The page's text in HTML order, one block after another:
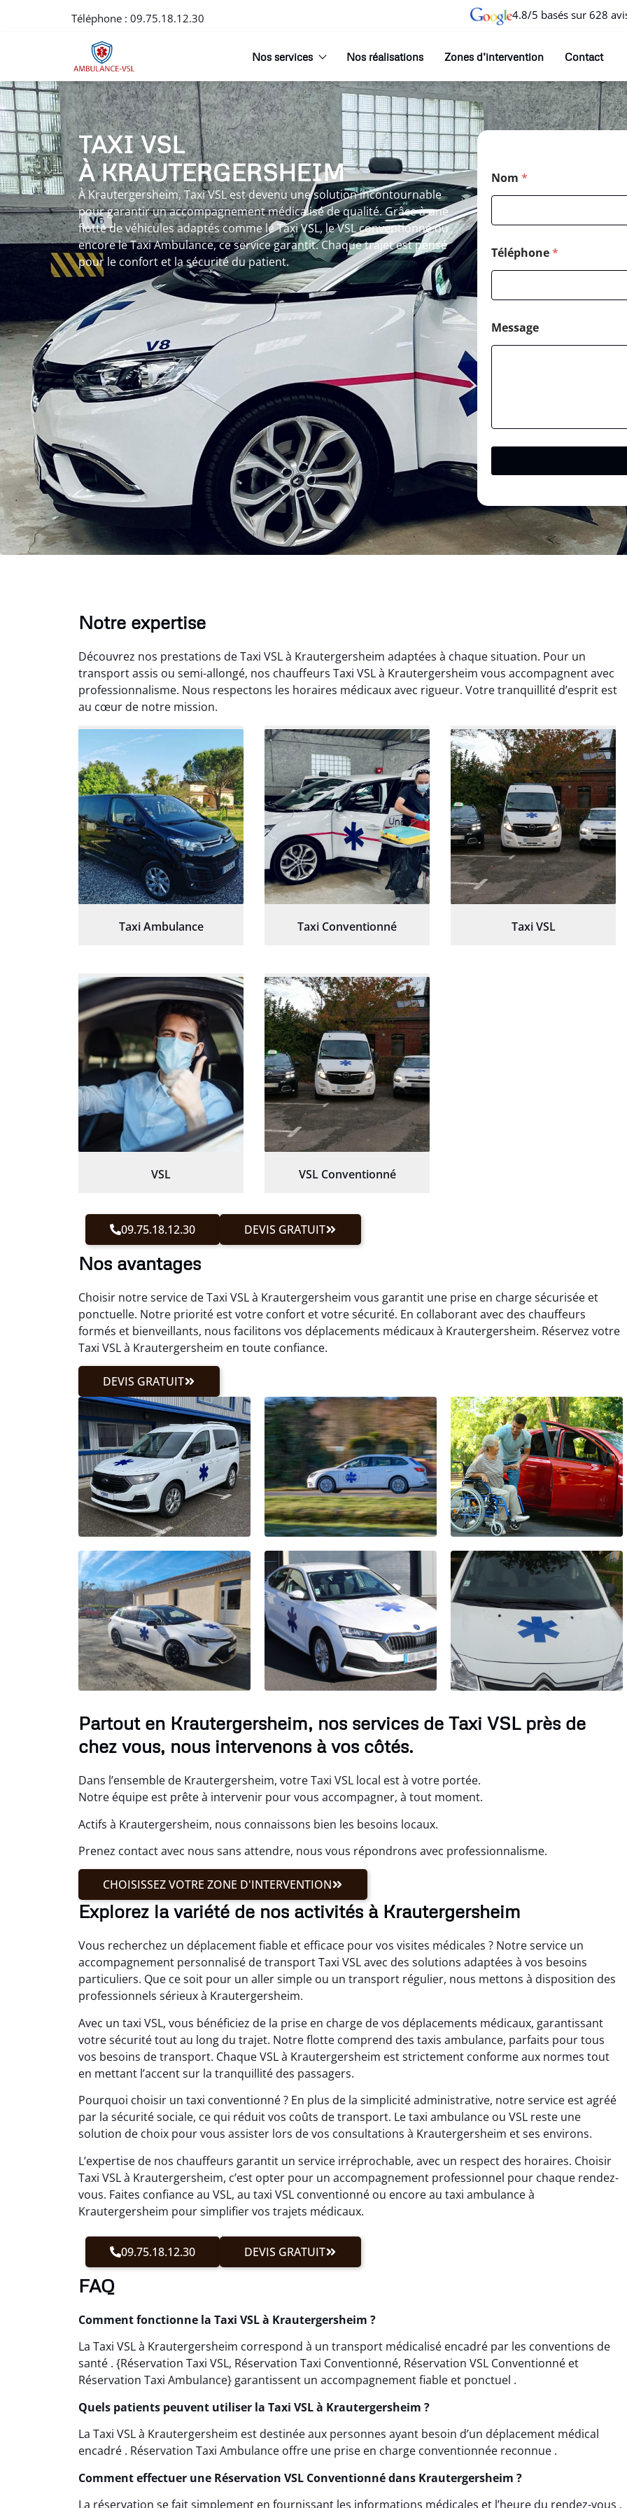
Téléphone : 09.75.18.12.30 4.8/5 basés sur 628
Nos services Nos réalisations Zones d’intervention Contact
TAXI VSL
À KRAUTERGERSHEIM
À Krautergersheim, Taxi VSL est devenu une solution incontournable
pour garantir un accompagnement médicalisé de qualité. Grâce à une
flotte de véhicules adaptés comme le Taxi VSL, le VSL conventionné ou
encore le Taxi Ambulance, ce service garantit. Chaque trajet est pensé
pour le confort et la sécurité du patient.
Nom *
Téléphone*
Message
Notre expertise
Découvrez nos prestations de Taxi VSL à Krautergersheim adaptées à chaque situation. Pour un
transport assis ou semi-allongé, nos chauffeurs Taxi VSL à Krautergersheim vous accompagnent avec
professionnalisme. Nous respectons les horaires médicaux avec rigueur. Votre tranquillité d’esprit est
au cœur de notre mission.
Taxi Ambulance Taxi Conventionné Taxi VSL
VSL VSL Conventionné
09.75.18.12.30 DEVIS GRATUIT
Nos avantages
Choisir notre service de Taxi VSL à Krautergersheim vous garantit une prise en charge sécurisée et
ponctuelle. Notre priorité est votre confort et votre sécurité. En collaborant avec des chauffeurs
formés et bienveillants, nous facilitons vos déplacements médicaux à Krautergersheim. Réservez votre
Taxi VSL à Krautergersheim en toute confiance.
DEVIS GRATUIT
Partout en Krautergersheim, nos services de Taxi VSL près de
chez vous, nous intervenons à vos côtés.
Dans l’ensemble de Krautergersheim, votre Taxi VSL local est à votre portée.
Notre équipe est prête à intervenir pour vous accompagner, à tout moment.
Actifs à Krautergersheim, nous connaissons bien les besoins locaux.
Prenez contact avec nous sans attendre, nous vous répondrons avec professionnalisme.
CHOISISSEZ VOTRE ZONE D'INTERVENTION
Explorez la variété de nos activités à Krautergersheim
Vous recherchez un déplacement fiable et efficace pour vos visites médicales ? Notre service un
accompagnement personnalisé de transport Taxi VSL avec des solutions adaptées à vos besoins
particuliers. Que ce soit pour un aller simple ou un transport régulier, nous mettons à disposition des
professionnels sérieux à Krautergersheim.
Avec un taxi VSL, vous bénéficiez de la prise en charge de vos déplacements médicaux, garantissant
votre sécurité tout au long du trajet. Notre flotte comprend des taxis ambulance, parfaits pour tous
vos besoins de transport. Chaque VSL à Krautergersheim est strictement conforme aux normes tout
en mettant l’accent sur la tranquillité des passagers.
Pourquoi choisir un taxi conventionné ? En plus de la simplicité administrative, notre service est agréé
par la sécurité sociale, ce qui réduit vos coûts de transport. Le taxi ambulance ou VSL reste une
solution de choix pour vous assister lors de vos consultations à Krautergersheim et ses environs.
L’expertise de nos chauffeurs garantit un service irréprochable, avec un respect des horaires. Choisir
Taxi VSL à Krautergersheim, c’est opter pour un accompagnement professionnel pour chaque rendez-
vous. Faites confiance au VSL, au taxi VSL conventionné ou encore au taxi ambulance à
Krautergersheim pour simplifier vos trajets médicaux.
09.75.18.12.30 DEVIS GRATUIT
FAQ
Comment fonctionne la Taxi VSL à Krautergersheim ?
La Taxi VSL à Krautergersheim correspond à un transport médicalisé encadré par les conventions de
santé . {Réservation Taxi VSL, Réservation Taxi Conventionné, Réservation VSL Conventionné et
Réservation Taxi Ambulance} garantissent un accompagnement fiable et ponctuel .
Quels patients peuvent utiliser la Taxi VSL à Krautergersheim ?
La Taxi VSL à Krautergersheim est destinée aux personnes ayant besoin d’un déplacement médical
encadré . Réservation Taxi Ambulance offre une prise en charge conventionnée reconnue .
Comment effectuer une Réservation VSL Conventionné dans Krautergersheim ?
La réservation se fait simplement en fournissant les informations médicales et l’heure du rendez-vous .
Arnaud Deschamps
30 janvier 2025
Très satisfait du transport,
tout s’est bien déroulé.
Chauffeur à l’écoute et
patient.
Jérémy Ferrand
8 septembre 2024
Transport ponctuel et
personnel très attentionné.
Très satisfait du service.